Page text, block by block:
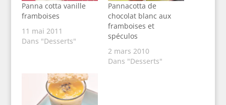
Panna cotta vanille
framboises
11 mai 2011
Dans "Desserts"
Pannacotta de
chocolat blanc aux
framboises et
spéculos
2 mars 2010
Dans "Desserts"